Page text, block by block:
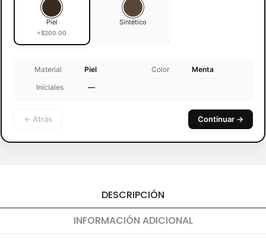
Piel
+$200.00
Sintético
Material Piel Color
Menta
Iniciales
—
← Atrás Continuar →
DESCRIPCIÓN
INFORMACIÓN ADICIONAL